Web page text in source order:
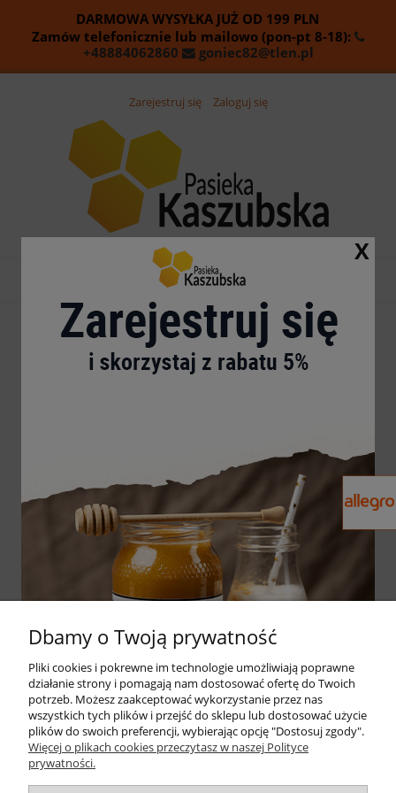
DARMOWA WYSYŁKA JUŻ OD 199 PLN
Zamów telefonicznie lub mailowo (pon-pt 8-18):
+48884062860
goniec82@tlen.pl
X
Zarejestruj się Zaloguj się
Nie znaleziono produktów spełniających podane kryteria.
JERZY
Opakowanie jest ładne i schludne.
Naprawdę mogę polecić zakupy w tym
sklepie, genialna obsługa. Przesyłka była u
mnie zgodnie z planem. Obsługa sklepu
bez zarzutu. Towar zgodny z opisem i
zrealizowana ekspresowo. Polecam
wszystkim zainteresowanym.
w tym tygodniu
zebranych i zweryfikowanych przez
Dbamy o Twoją prywatność
Pliki cookies i pokrewne im technologie umożliwiają poprawne
działanie strony i pomagają nam dostosować ofertę do Twoich
potrzeb. Możesz zaakceptować wykorzystanie przez nas
wszystkich tych plików i przejść do sklepu lub dostosować użycie
plików do swoich preferencji, wybierając opcję "Dostosuj zgody".
Więcej o plikach cookies przeczytasz w naszej Polityce
prywatności.